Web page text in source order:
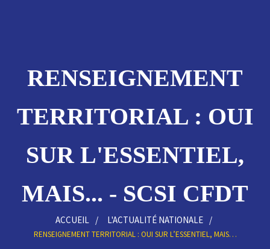
RENSEIGNEMENT
TERRITORIAL : OUI
SUR L'ESSENTIEL,
MAIS... - SCSI CFDT
ACCUEIL L'ACTUALITÉ NATIONALE
RENSEIGNEMENT TERRITORIAL : OUI SUR L’ESSENTIEL, MAIS…